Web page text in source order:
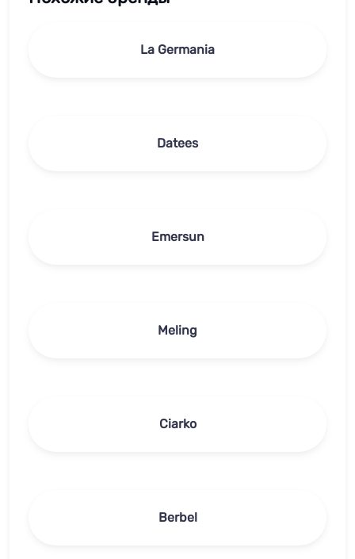
La Germania
Datees
Emersun
Meling
Ciarko
Berbel